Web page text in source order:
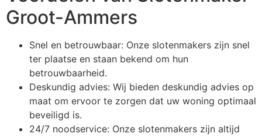
Groot-Ammers
Snel en betrouwbaar: Onze slotenmakers zijn snel
ter plaatse en staan bekend om hun
betrouwbaarheid.
Deskundig advies: Wij bieden deskundig advies op
maat om ervoor te zorgen dat uw woning optimaal
beveiligd is.
24/7 noodservice: Onze slotenmakers zijn altijd